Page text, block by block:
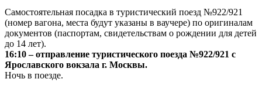
Самостоятельная посадка в туристический поезд №922/921
(номер вагона, места будут указаны в ваучере) по оригиналам
документов (паспортам, свидетельствам о рождении для детей
до 14 лет).
16:10 – отправление туристического поезда №922/921 с
Ярославского вокзала г. Москвы.
Ночь в поезде.